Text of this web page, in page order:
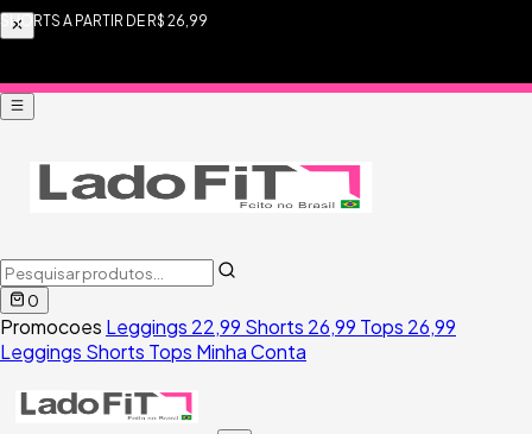
FRETE FIXO R$ 9,90 PARA TODO BRASIL
0
Promocoes Leggings 22,99 Shorts 26,99 Tops 26,99
Leggings Shorts Tops Minha Conta